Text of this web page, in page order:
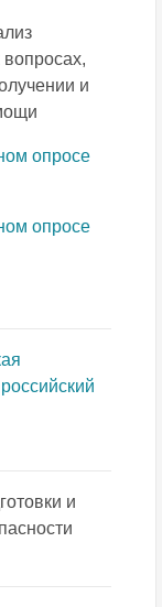
и
опросе
опросе
и